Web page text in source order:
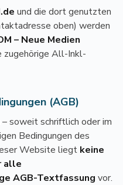
und die dort genutzten
oben) werden
– Neue Medien
zugehörige All-Inkl-
(AGB)
soweit schriftlich oder im
Bedingungen des
Website liegt keine
alle
AGB-Textfassung vor.